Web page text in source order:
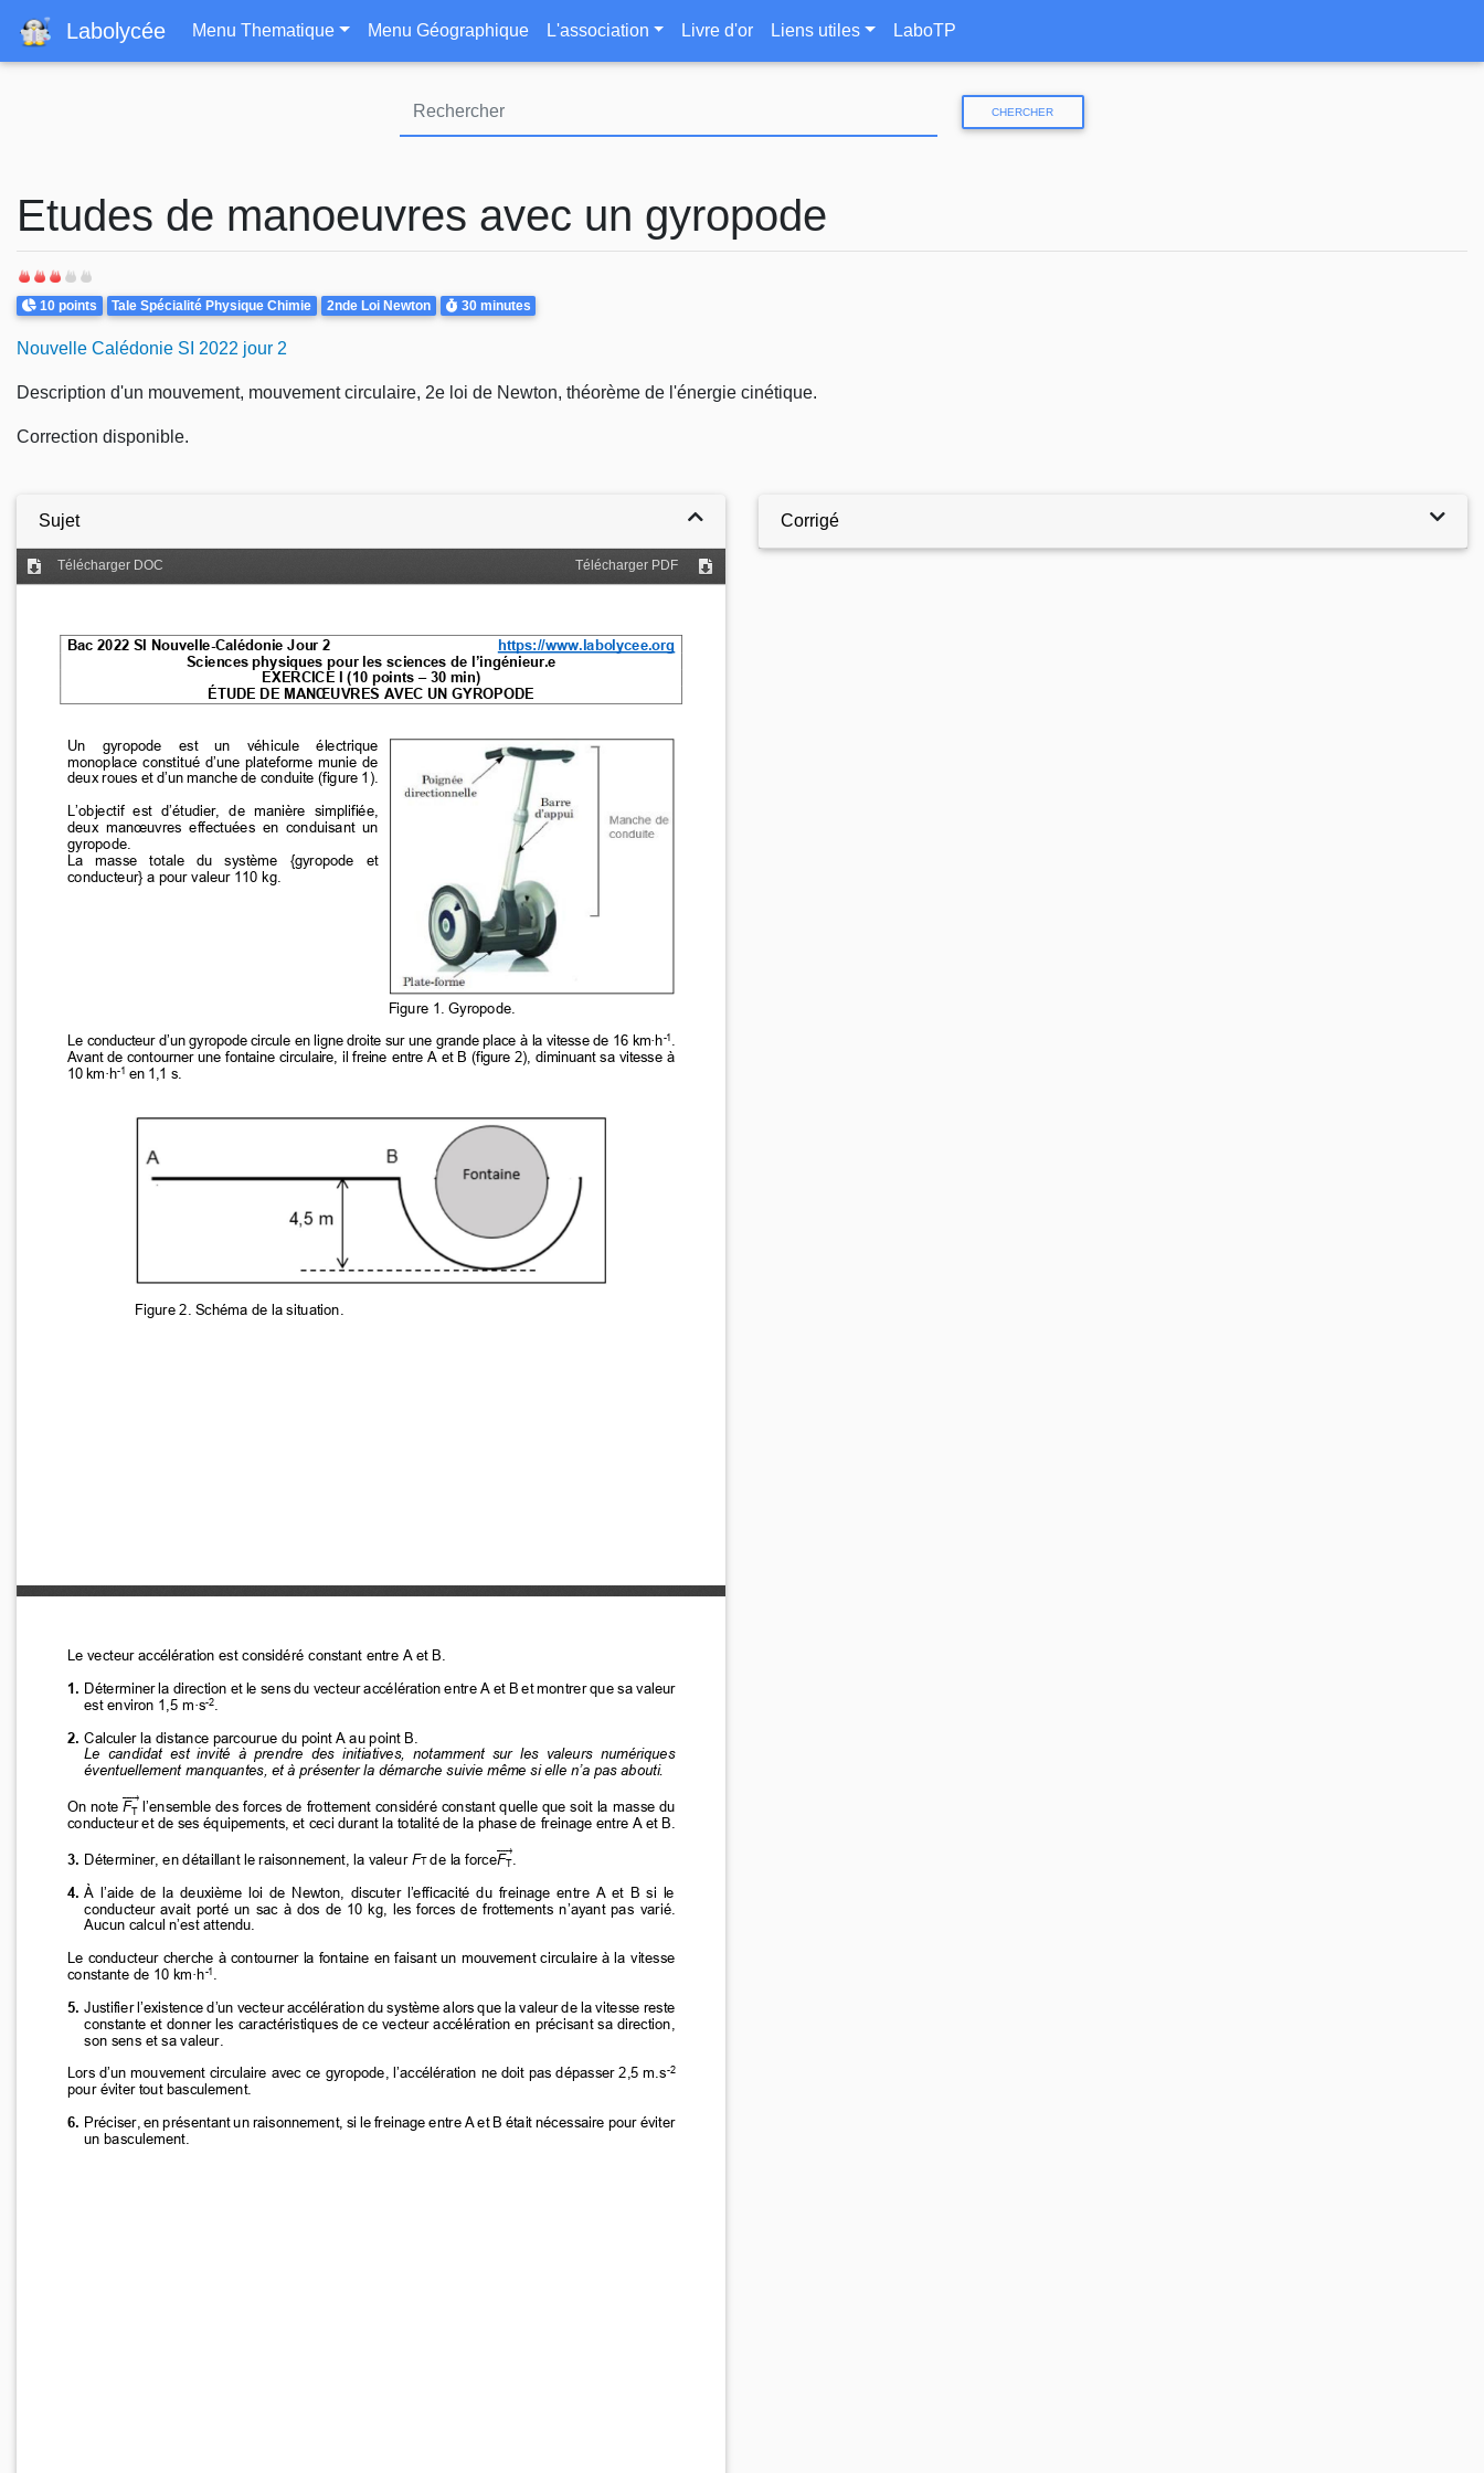
au
contenu
Labolycée Navigation principale
Menu Thematique Menu Géographique L'association Livre d'or Liens utiles LaboTP
CHERCHER
Etudes de manoeuvres avec un gyropode
Points
10 points Theme
Tale Spécialité Physique Chimie 2nde Loi Newton Durée
30 minutes
Nouvelle Calédonie SI 2022 jour 2
Description d'un mouvement, mouvement circulaire, 2e loi de Newton, théorème de l'énergie cinétique.
Correction disponible.
Sujet Corrigé